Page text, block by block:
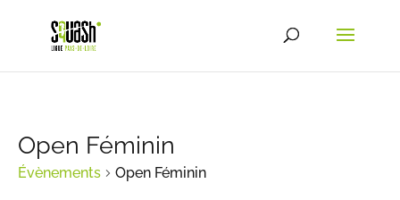
Open Féminin
Évènements Open Féminin